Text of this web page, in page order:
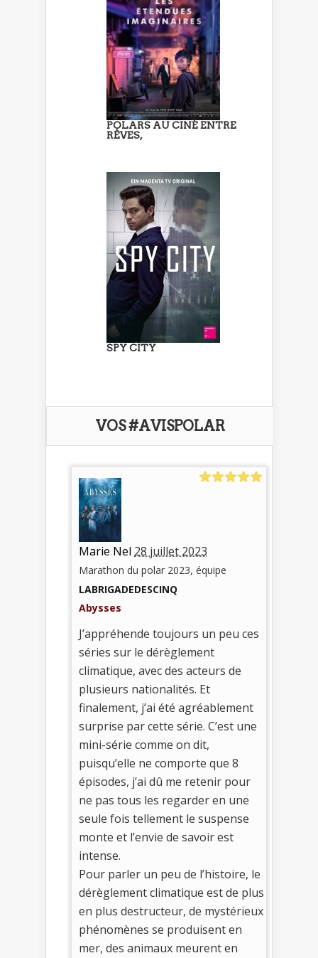
POLARS AU CINÉ ENTRE
RÊVES,
SPY CITY
VOS #AVISPOLAR
Marie Nel 28 juillet 2023
Marathon du polar 2023, équipe
LABRIGADEDESCINQ
Abysses
J’appréhende toujours un peu ces
séries sur le dérèglement
climatique, avec des acteurs de
plusieurs nationalités. Et
finalement, j’ai été agréablement
surprise par cette série. C’est une
mini-série comme on dit,
puisqu’elle ne comporte que 8
épisodes, j’ai dû me retenir pour
ne pas tous les regarder en une
seule fois tellement le suspense
monte et l’envie de savoir est
intense.
Pour parler un peu de l’histoire, le
dérèglement climatique est de plus
en plus destructeur, de mystérieux
phénomènes se produisent en
mer, des animaux meurent en